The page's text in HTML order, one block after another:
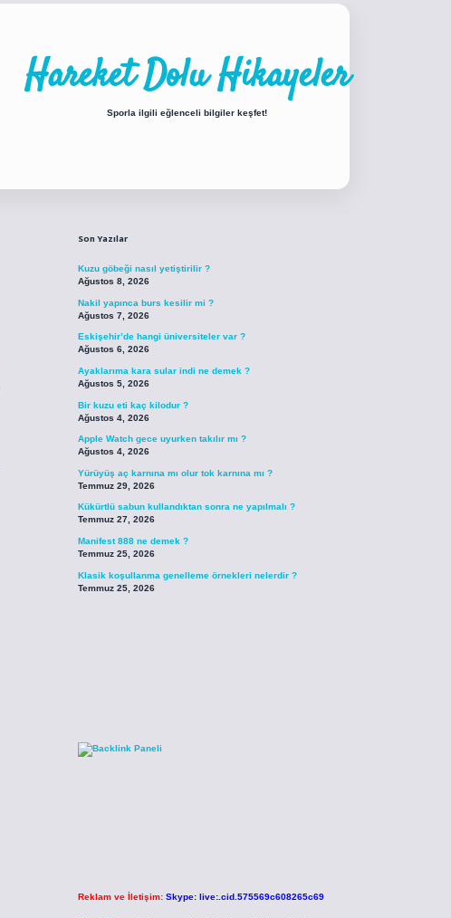
Hareket Dolu Hikayeler
Sporla ilgili eğlenceli bilgiler keşfet!
Son Yazılar
Kuzu göbeği nasıl yetiştirilir ?
Ağustos 8, 2026
Nakil yapınca burs kesilir mi ?
Ağustos 7, 2026
Eskişehir’de hangi üniversiteler var ?
Ağustos 6, 2026
Ayaklarıma kara sular indi ne demek ?
Ağustos 5, 2026
Bir kuzu eti kaç kilodur ?
Ağustos 4, 2026
Apple Watch gece uyurken takılır mı ?
Ağustos 4, 2026
Yürüyüş aç karnına mı olur tok karnına mı ?
Temmuz 29, 2026
Kükürtlü sabun kullandıktan sonra ne yapılmalı ?
Temmuz 27, 2026
Manifest 888 ne demek ?
Temmuz 25, 2026
Klasik koşullanma genelleme örnekleri nelerdir ?
Temmuz 25, 2026
Reklam ve İletişim: Skype: live:.cid.575569c608265c69